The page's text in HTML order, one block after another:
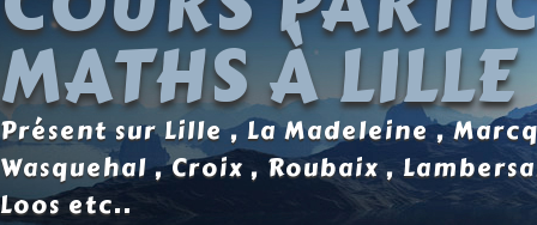
MATHS À LILLE
Présent sur Lille , La Madeleine ,
Wasquehal , Croix , Roubaix ,
Loos etc..